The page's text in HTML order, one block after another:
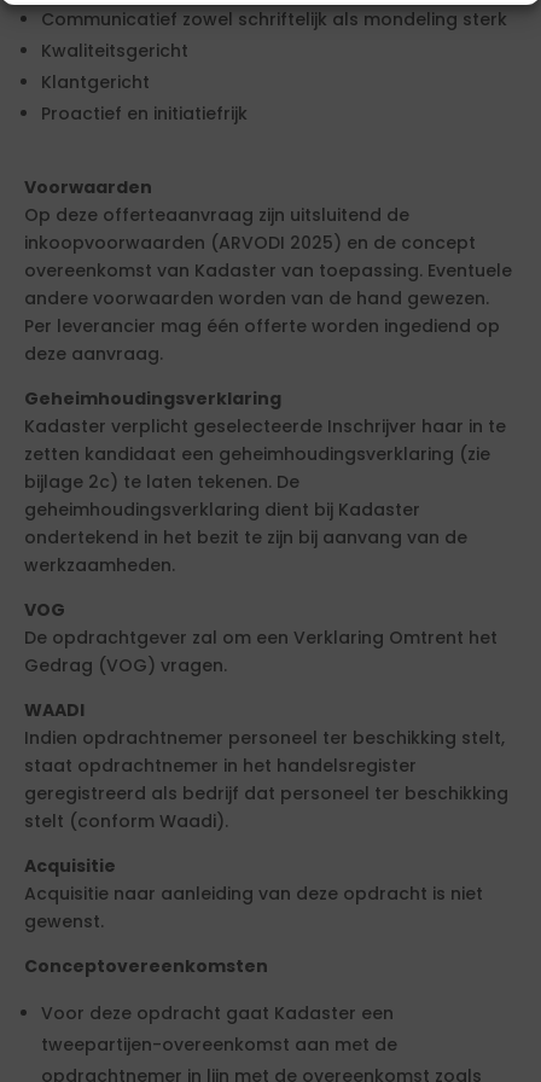
Communicatief zowel schriftelijk als mondeling sterk
Kwaliteitsgericht
Klantgericht
Proactief en initiatiefrijk
Voorwaarden
Op deze offerteaanvraag zijn uitsluitend de
inkoopvoorwaarden (ARVODI 2025) en de concept
overeenkomst van Kadaster van toepassing. Eventuele
andere voorwaarden worden van de hand gewezen.
Per leverancier mag één offerte worden ingediend op
deze aanvraag.
Geheimhoudingsverklaring
Kadaster verplicht geselecteerde Inschrijver haar in te
zetten kandidaat een geheimhoudingsverklaring (zie
bijlage 2c) te laten tekenen. De
geheimhoudingsverklaring dient bij Kadaster
ondertekend in het bezit te zijn bij aanvang van de
werkzaamheden.
VOG
De opdrachtgever zal om een Verklaring Omtrent het
Gedrag (VOG) vragen.
WAADI
Indien opdrachtnemer personeel ter beschikking stelt,
staat opdrachtnemer in het handelsregister
geregistreerd als bedrijf dat personeel ter beschikking
stelt (conform Waadi).
Acquisitie
Acquisitie naar aanleiding van deze opdracht is niet
gewenst.
Conceptovereenkomsten
Voor deze opdracht gaat Kadaster een
tweepartijen-overeenkomst aan met de
opdrachtnemer in lijn met de overeenkomst zoals